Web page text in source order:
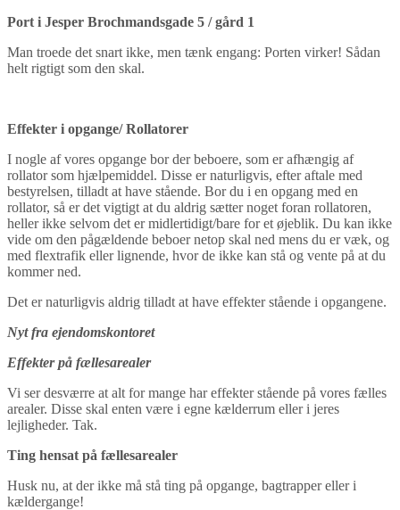
Port i Jesper Brochmandsgade 5 / gård 1
Man troede det snart ikke, men tænk engang: Porten virker! Sådan
helt rigtigt som den skal.
Effekter i opgange/ Rollatorer
I nogle af vores opgange bor der beboere, som er afhængig af
rollator som hjælpemiddel. Disse er naturligvis, efter aftale med
bestyrelsen, tilladt at have stående. Bor du i en opgang med en
rollator, så er det vigtigt at du aldrig sætter noget foran rollatoren,
heller ikke selvom det er midlertidigt/bare for et øjeblik. Du kan ikke
vide om den pågældende beboer netop skal ned mens du er væk, og
med flextrafik eller lignende, hvor de ikke kan stå og vente på at du
kommer ned.
Det er naturligvis aldrig tilladt at have effekter stående i opgangene.
Nyt fra ejendomskontoret
Effekter på fællesarealer
Vi ser desværre at alt for mange har effekter stående på vores fælles
arealer. Disse skal enten være i egne kælderrum eller i jeres
lejligheder. Tak.
Ting hensat på fællesarealer
Husk nu, at der ikke må stå ting på opgange, bagtrapper eller i
kældergange!